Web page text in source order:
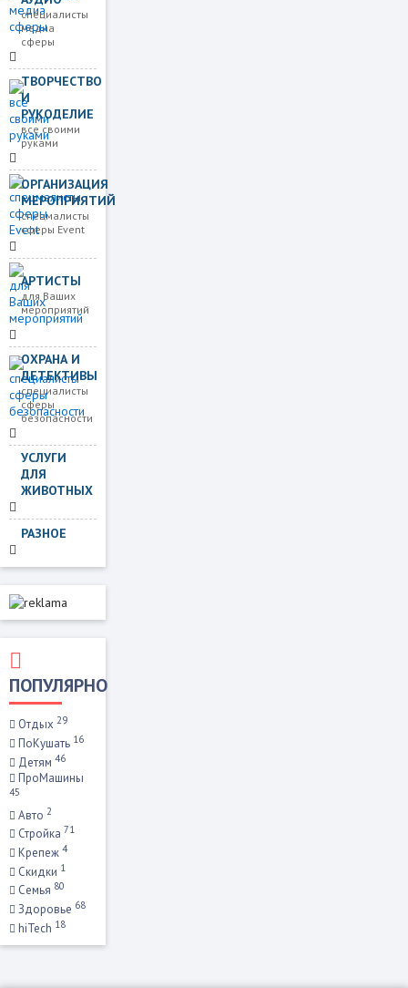
специалисты
медиа
сферы
ТВОРЧЕСТВО
И
РУКОДЕЛИЕ
все своими
руками
ОРГАНИЗАЦИЯ
МЕРОПРИЯТИЙ
спецмалисты
сферы Event
АРТИСТЫ
для Ваших
мероприятий
ОХРАНА И
ДЕТЕКТИВЫ
специалисты
сферы
безопасности
УСЛУГИ
ДЛЯ
ЖИВОТНЫХ
РАЗНОЕ
ПОПУЛЯРНО
Отдых 29
ПоКушать 16
Детям 46
ПроМашины
45
Авто 2
Стройка 71
Крепеж 4
Скидки 1
Семья 80
Здоровье 68
hiTech 18